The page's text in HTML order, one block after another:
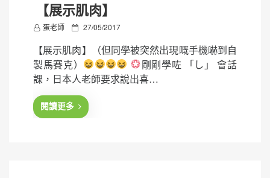
【展示肌肉】
蛋老師
P
s
e
d
27/05/2017
【展示肌肉】（但同學被突然出現嘅手機嚇到自
製馬賽克）
剛剛學咗 「し」 會話
課，日本人老師要求說出喜…
閱讀更多